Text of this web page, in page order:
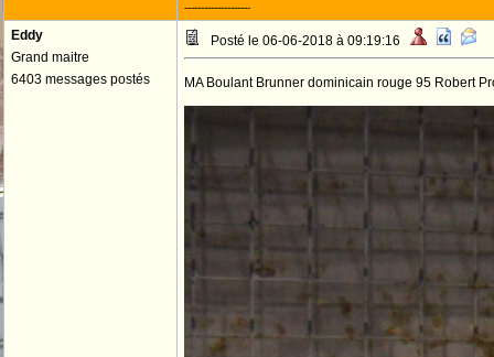
--------------------
Eddy
Grand maitre
6403 messages postés
Posté le 06-06-2018 à 09:19:16
MA Boulant Brunner dominicain rouge 95 Robert